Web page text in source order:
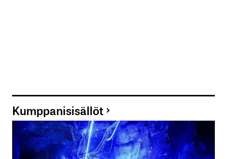
Kumppanisisällöt